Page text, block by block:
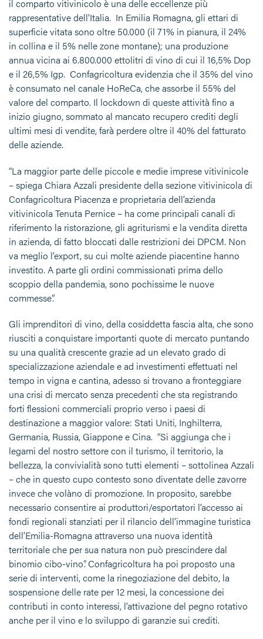
il comparto vitivinicolo è una delle eccellenze più
rappresentative dell’Italia. In Emilia Romagna, gli ettari di
superficie vitata sono oltre 50.000 (il 71% in pianura, il 24%
in collina e il 5% nelle zone montane); una produzione
annua vicina ai 6.800.000 ettolitri di vino di cui il 16,5% Dop
e il 26,5% Igp. Confagricoltura evidenzia che il 35% del vino
è consumato nel canale HoReCa, che assorbe il 55% del
valore del comparto. Il lockdown di queste attività fino a
inizio giugno, sommato al mancato recupero crediti degli
ultimi mesi di vendite, farà perdere oltre il 40% del fatturato
delle aziende.
“La maggior parte delle piccole e medie imprese vitivinicole
– spiega Chiara Azzali presidente della sezione vitivinicola di
Confagricoltura Piacenza e proprietaria dell’azienda
vitivinicola Tenuta Pernice – ha come principali canali di
riferimento la ristorazione, gli agriturismi e la vendita diretta
in azienda, di fatto bloccati dalle restrizioni dei DPCM. Non
va meglio l’export, su cui molte aziende piacentine hanno
investito. A parte gli ordini commissionati prima dello
scoppio della pandemia, sono pochissime le nuove
commesse”.
Gli imprenditori di vino, della cosiddetta fascia alta, che sono
riusciti a conquistare importanti quote di mercato puntando
su una qualità crescente grazie ad un elevato grado di
specializzazione aziendale e ad investimenti effettuati nel
tempo in vigna e cantina, adesso si trovano a fronteggiare
una crisi di mercato senza precedenti che sta registrando
forti flessioni commerciali proprio verso i paesi di
destinazione a maggior valore: Stati Uniti, Inghilterra,
Germania, Russia, Giappone e Cina. “Si aggiunga che i
legami del nostro settore con il turismo, il territorio, la
bellezza, la convivialità sono tutti elementi – sottolinea Azzali
– che in questo cupo contesto sono diventate delle zavorre
invece che volàno di promozione. In proposito, sarebbe
necessario consentire ai produttori/esportatori l’accesso ai
fondi regionali stanziati per il rilancio dell’immagine turistica
dell’Emilia-Romagna attraverso una nuova identità
territoriale che per sua natura non può prescindere dal
binomio cibo-vino”. Confagricoltura ha poi proposto una
serie di interventi, come la rinegoziazione del debito, la
sospensione delle rate per 12 mesi, la concessione dei
contributi in conto interessi, l’attivazione del pegno rotativo
anche per il vino e lo sviluppo di garanzie sui crediti.